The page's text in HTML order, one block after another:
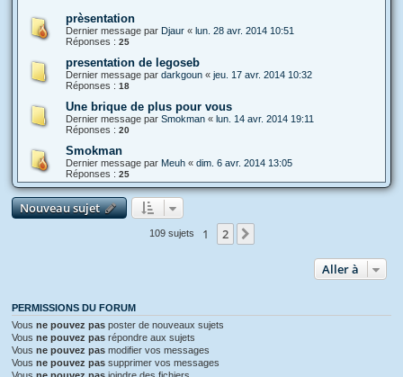
prèsentation
Dernier message par Djaur « lun. 28 avr. 2014 10:51
Réponses : 25
presentation de legoseb
Dernier message par darkgoun « jeu. 17 avr. 2014 10:32
Réponses : 18
Une brique de plus pour vous
Dernier message par Smokman « lun. 14 avr. 2014 19:11
Réponses : 20
Smokman
Dernier message par Meuh « dim. 6 avr. 2014 13:05
Réponses : 25
Nouveau sujet
109 sujets 1 2
Aller à
PERMISSIONS DU FORUM
Vous ne pouvez pas poster de nouveaux sujets
Vous ne pouvez pas répondre aux sujets
Vous ne pouvez pas modifier vos messages
Vous ne pouvez pas supprimer vos messages